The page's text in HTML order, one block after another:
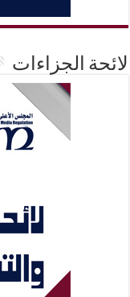
لائحة الجزاءات